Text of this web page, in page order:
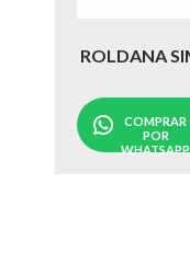
ROLDANA
COMPRAR
POR
WHATSAPP